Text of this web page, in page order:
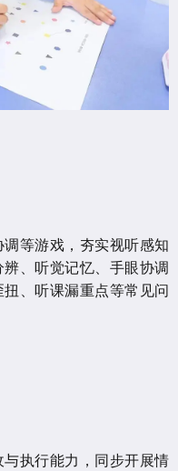
等游戏，夯实视听感知
、听觉记忆、手眼协调
、听课漏重点等常见问
执行能力，同步开展情